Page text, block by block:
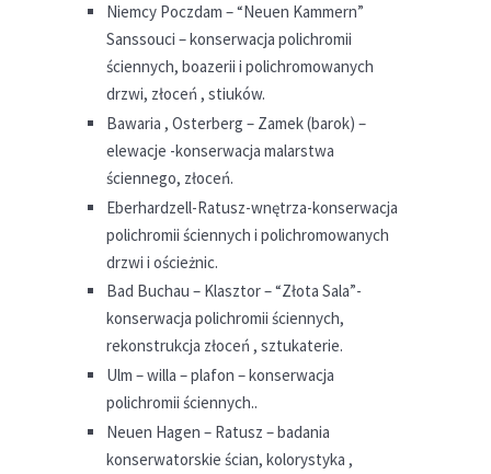
Niemcy Poczdam – “Neuen Kammern”
Sanssouci – konserwacja polichromii
ściennych, boazerii i polichromowanych
drzwi, złoceń , stiuków.
Bawaria , Osterberg – Zamek (barok) –
elewacje -konserwacja malarstwa
ściennego, złoceń.
Eberhardzell-Ratusz-wnętrza-konserwacja
polichromii ściennych i polichromowanych
drzwi i ościeżnic.
Bad Buchau – Klasztor – “Złota Sala”-
konserwacja polichromii ściennych,
rekonstrukcja złoceń , sztukaterie.
Ulm – willa – plafon – konserwacja
polichromii ściennych..
Neuen Hagen – Ratusz – badania
konserwatorskie ścian, kolorystyka ,